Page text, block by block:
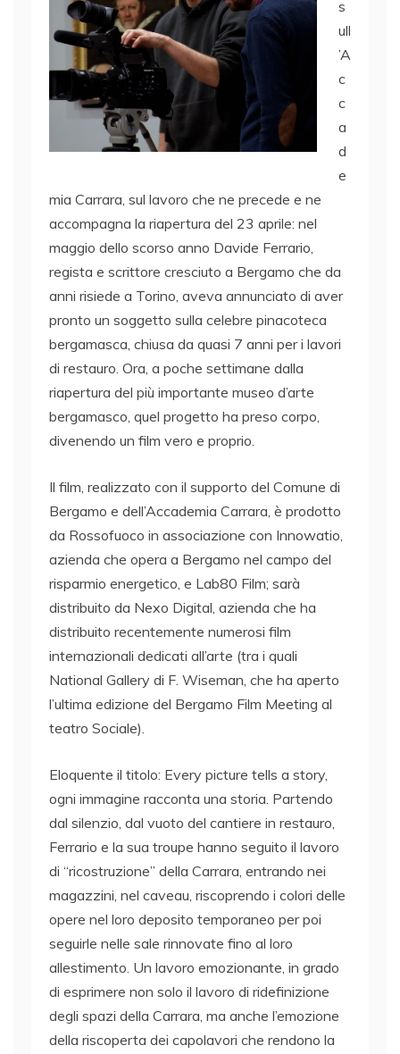
s
ull
’A
c
c
a
d
e
mia Carrara, sul lavoro che ne precede e ne
accompagna la riapertura del 23 aprile: nel
maggio dello scorso anno Davide Ferrario,
regista e scrittore cresciuto a Bergamo che da
anni risiede a Torino, aveva annunciato di aver
pronto un soggetto sulla celebre pinacoteca
bergamasca, chiusa da quasi 7 anni per i lavori
di restauro. Ora, a poche settimane dalla
riapertura del più importante museo d’arte
bergamasco, quel progetto ha preso corpo,
divenendo un film vero e proprio.
Il film, realizzato con il supporto del Comune di
Bergamo e dell’Accademia Carrara, è prodotto
da Rossofuoco in associazione con Innowatio,
azienda che opera a Bergamo nel campo del
risparmio energetico, e Lab80 Film; sarà
distribuito da Nexo Digital, azienda che ha
distribuito recentemente numerosi film
internazionali dedicati all’arte (tra i quali
National Gallery di F. Wiseman, che ha aperto
l’ultima edizione del Bergamo Film Meeting al
teatro Sociale).
Eloquente il titolo: Every picture tells a story,
ogni immagine racconta una storia. Partendo
dal silenzio, dal vuoto del cantiere in restauro,
Ferrario e la sua troupe hanno seguito il lavoro
di “ricostruzione” della Carrara, entrando nei
magazzini, nel caveau, riscoprendo i colori delle
opere nel loro deposito temporaneo per poi
seguirle nelle sale rinnovate fino al loro
allestimento. Un lavoro emozionante, in grado
di esprimere non solo il lavoro di ridefinizione
degli spazi della Carrara, ma anche l’emozione
della riscoperta dei capolavori che rendono la